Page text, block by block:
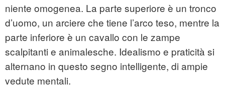
niente omogenea. La parte superiore è un tronco
d’uomo, un arciere che tiene l’arco teso, mentre la
parte inferiore è un cavallo con le zampe
scalpitanti e animalesche. Idealismo e praticità si
alternano in questo segno intelligente, di ampie
vedute mentali.